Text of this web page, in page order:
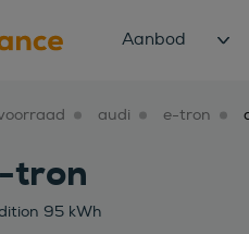
Aanbod
audi e-tron
tron
95 kWh